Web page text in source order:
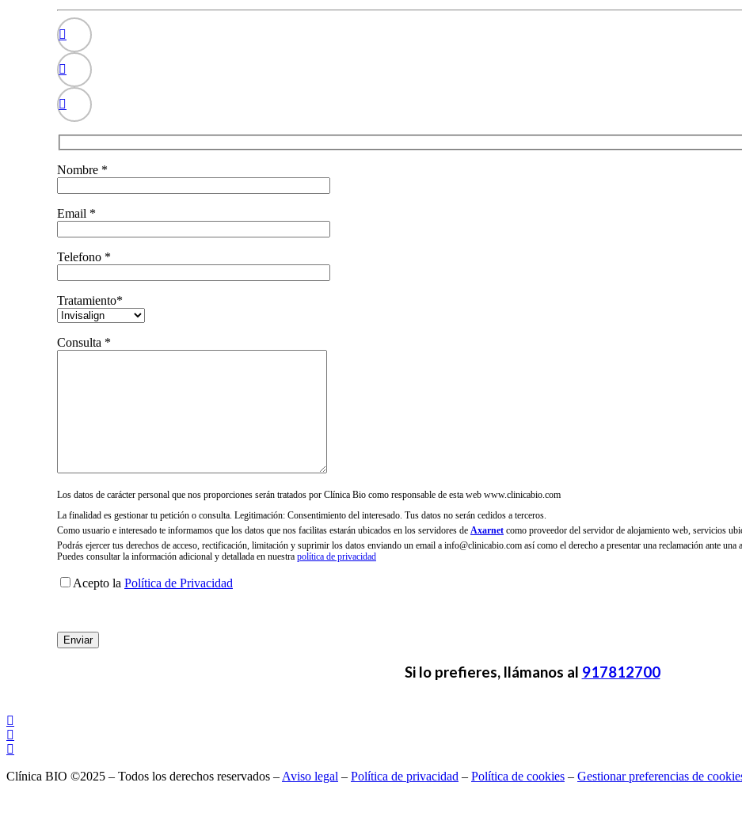
Nombre *
Email *
Telefono *
Tratamiento*
Consulta *
Los datos de carácter personal que nos proporciones serán tratados por Clínica Bio como responsable de esta web www.clinicabio.com
La finalidad es gestionar tu petición o consulta. Legitimación: Consentimiento del interesado. Tus datos no serán cedidos a terceros.
Como usuario e interesado te informamos que los datos que nos facilitas estarán ubicados en los servidores de Axarnet como proveedor del servidor de alojamiento web, servicios
Podrás ejercer tus derechos de acceso, rectificación, limitación y suprimir los datos enviando un email a info@clinicabio.com así como el derecho a presentar una reclamación ante
Puedes consultar la información adicional y detallada en nuestra política de privacidad
Acepto la Política de Privacidad
Si lo prefieres, llámanos al 917812700
Clínica BIO ©2025 – Todos los derechos reservados – Aviso legal – Política de privacidad – Política de cookies – Gestionar preferencias de